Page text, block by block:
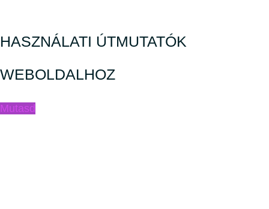
HASZNÁLATI ÚTMUTATÓK
WEBOLDALHOZ
Mutasd